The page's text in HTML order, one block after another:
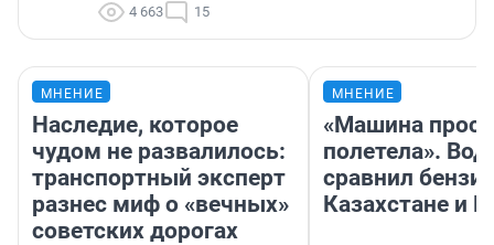
4 663 15
МНЕНИЕ
Наследие, которое
чудом не развалилось:
транспортный эксперт
разнес миф о «вечных»
советских дорогах
МНЕНИЕ
«Машина
полетела».
сравнил
Казахстане и